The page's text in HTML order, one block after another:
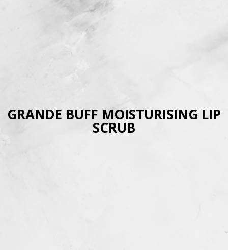
GRANDE BUFF MOISTURISING LIP
SCRUB